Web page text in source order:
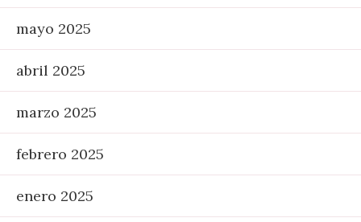
mayo 2025
abril 2025
marzo 2025
febrero 2025
enero 2025